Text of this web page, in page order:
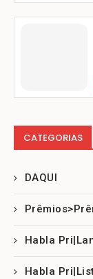
CATEGORIAS
DAQUI
Habla
Habla